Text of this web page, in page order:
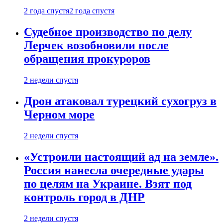
2 года спустя2 года спустя
Судебное производство по делу
Лерчек возобновили после
обращения прокуроров
2 недели спустя
Дрон атаковал турецкий сухогруз в
Черном море
2 недели спустя
«Устроили настоящий ад на земле».
Россия нанесла очередные удары
по целям на Украине. Взят под
контроль город в ДНР
2 недели спустя